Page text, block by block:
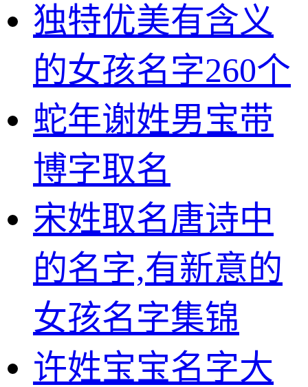
独特优美有含义
的女孩名字260个
蛇年谢姓男宝带
博字取名
宋姓取名唐诗中
的名字,有新意的
女孩名字集锦
许姓宝宝名字大